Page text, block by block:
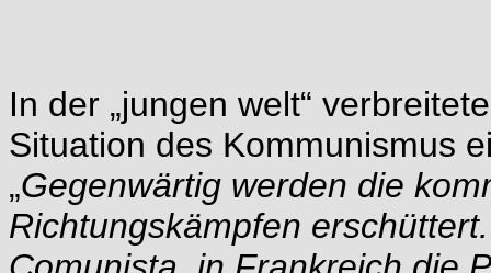
In der „jungen welt“
Situation des Kommunismus
„Gegenwärtig werden die kommunistischen Parteien von heftigen Richtungskämpfen erschüttert. Ob in Italien die Rifondazione Comunista, in Frankreich die Parti Comuniste, in Spanien die kommunistische Linke, in Österreich die Kommunistische Partei oder in Deutschland die DKP - überall finden Auseinandersetzungen um die Programminhalte und Parteilinie statt. Es wäre falsch, hier einfach von Opportunismus und Reformismus einerseits, von Orthodoxie und Dogmatismus andererseits zu sprechen. Vielmehr müssen die Ursachen geklärt werden, aus denen die Richtungsdifferenzen hervorgehen, um die Wiederherstellung der gemeinsamen Grundlagen kommunistischer Politik in Angriff nehmen zu können. (...) Es geht darum, dass kommunistischen Parteien die Klarheit ihrer revolutionären Programmatik, ihres marxistisch-leninistischen Geschichtsverständnisses in einer defätistischen Reaktion auf die Niederlage abhanden zu kommen droht. Die Reaktion darauf kann nicht sein, die Partei zu verlassen, sondern sie von ihren Wurzeln her zu festigen. Und das schließt den Kampf gegen falsche »Erneuerungs«parolen und gegen eine Reduktion auf eine verschwommene »linke« Emotionalität ein. Darum müssen Richtungskämpfe ausgefochten und dürfen nicht unter einem scheinbaren Einverständnis versteckt werden. Die Niederlage des Sozialismus in der Sowjetunion hat die kommunistischen Parteien Europas in eine tiefe Krise gestürzt. Ich betone: Europas. Denn kommunistischer Kampfgeist ist in Indien und Lateinamerika, im Nahen Osten und in Südafrika und anderen Gegenden der kapitalistischen Welt ungebrochen. Deren Verbindung mit der nationalen Befreiung aus der Abhängigkeit von den imperialistischen Metropolen bedeutet für die soziale Revolution einen bodenständigen Kraftquell, der Widerstand gegen den Imperialismus hat hier eine zweifache Wurzel. (...) Die Ereignisse der Jahre 1989/90 sind nur die letzte Phase dieser Entwicklung gewesen. Phänomene wie der »Euro-Kommunismus«, die Illusionen des »Sozialismus mit menschlichem Antlitz«, die »Erneuerer-Fraktion« in der DKP und ähnliche Erscheinungen in anderen europäischen kommunistischen Parteien gingen voran; ideologische Anfänge reichen bis in die Endsechziger Jahre des 20. Jahrhunderts zurück. (...) Die weltpolitische Konstellation begünstigte die gesellschaftspolitische Stagnation und Pragmatik in den sozialistischen Staaten. Umringt von den durch permanente Hochrüstung immer bedrohlicher werdenden imperialistischen Mächten unter der Führung der USA war die Politik der sozialistischen Länder vordringlich auf die Erhaltung des Friedens und die Stärkung der Friedenskräfte ausgerichtet. Das bedeutete auf allen Ebenen die Herstellung breiter Bündnisse über die Klassenfronten hinweg, unter Zurückstellung revolutionärer Ziele der kommunistischen Parteien. Es gibt keinen Zweifel, dass diese strategische Orientierung richtig war. Angesichts der Gefahr eines Krieges mit atomaren und anderen Massenvernichtungswaffen hatte die Friedenssicherung höchste Priorität. Eine solche Politik erfordert jedoch ein subtiles Auspendeln zwischen der Pragmatik alltäglichen Handelns und dem Festhalten an den Prinzipien revolutionärer Gesellschaftsveränderung. Stattdessen wurde die Politik der friedlichen Koexistenz mehr und mehr zu einem Prozess der Öffnung für kapitalistische Einflüsse - ökonomische und ideologische. Selbstverständlich musste es auch zu Widersprüchen zwischen nationalen Kampfbedingungen und Klasseninteressen und den weltpolitischen Belangen der Vormacht Sowjetunion kommen, die theoretisch hätten verarbeitet und ausgeglichen werden müssen, stattdessen aber verkleistert wurden. So verblasste das Bewusstsein von der Universalität des Klassenkampfs und der Einschätzung seiner verschiedenen Fronten und Kampfformen und des Zusammenhangs zwischen ihnen. Wo kommunistische Parteien stark waren und parlamentarische Mehrheiten in Provinzen und Kommunen erringen konnten (wie z.B. in Italien und Frankreich), wurden sie mehr und mehr in die bürgerliche Staatlichkeit eingebunden; sie waren genötigt, praktische politische Verantwortung im Rahmen eines gesamthaft hochkapitalistischen Systems zu übernehmen und wurden damit praktisch auf die Möglichkeit systeminterner Reformen beschränkt. Wider Willen reduzierte sich dann